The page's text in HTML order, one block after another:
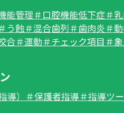
能管理＃口腔機能低下症＃
う蝕＃混合歯列＃歯肉炎＃
合＃運動＃チェック項目 ＃
導） ＃保護者指導＃指導ツ